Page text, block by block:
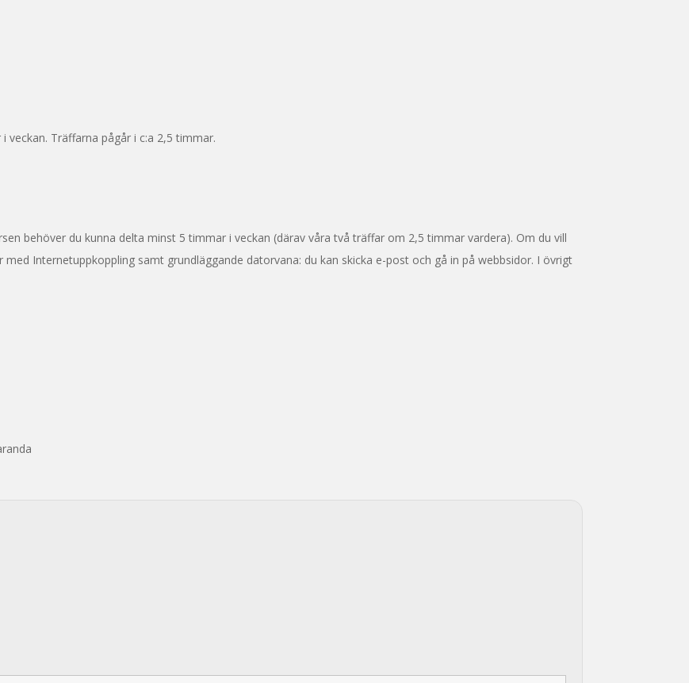
Träffarna pågår i c:a 2,5 timmar.
behöver du kunna delta minst 5 timmar i veckan (därav våra två träffar om 2,5 timmar vardera). Om du vill
Internetuppkoppling samt grundläggande datorvana: du kan skicka e-post och gå in på webbsidor. I övrigt